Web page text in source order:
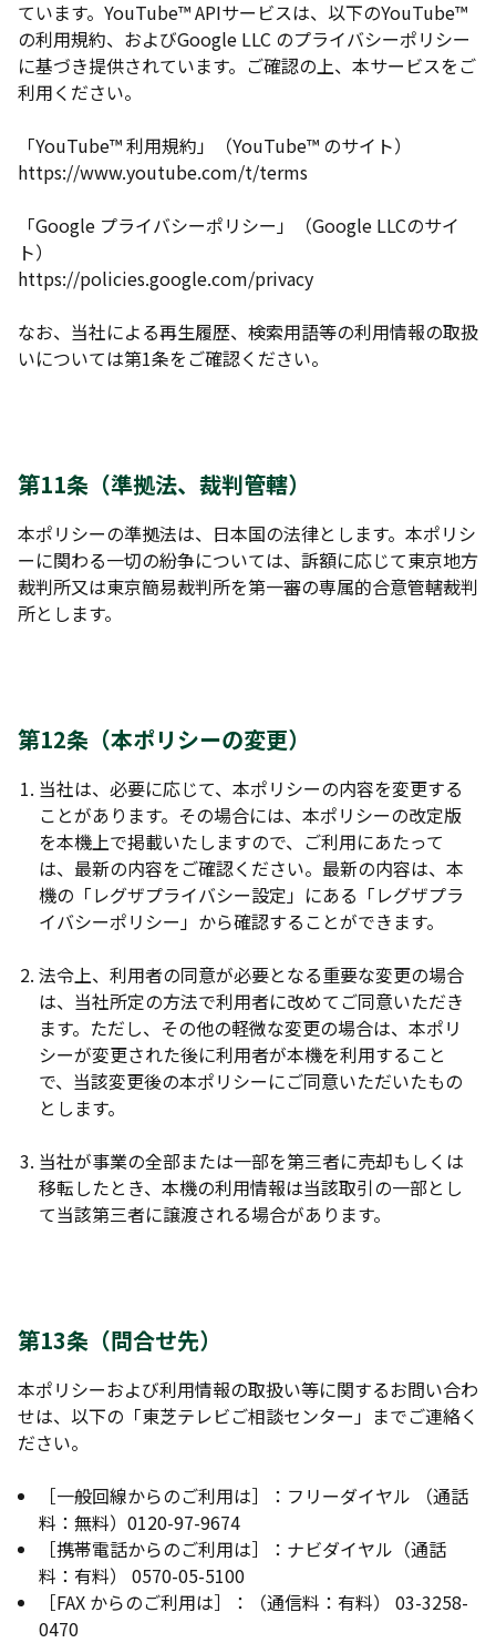
ています。YouTube™ APIサービスは、以下のYouTube™
の利用規約、およびGoogle LLC のプライバシーポリシー
に基づき提供されています。ご確認の上、本サービスをご
利用ください。
「YouTube™ 利用規約」（YouTube™ のサイト）
https://www.youtube.com/t/terms
「Google プライバシーポリシー」（Google LLCのサイ
ト）
https://policies.google.com/privacy
なお、当社による再生履歴、検索用語等の利用情報の取扱
いについては第1条をご確認ください。
第11条（準拠法、裁判管轄）
本ポリシーの準拠法は、日本国の法律とします。本ポリシ
ーに関わる一切の紛争については、訴額に応じて東京地方
裁判所又は東京簡易裁判所を第一審の専属的合意管轄裁判
所とします。
第12条（本ポリシーの変更）
当社は、必要に応じて、本ポリシーの内容を変更する
ことがあります。その場合には、本ポリシーの改定版
を本機上で掲載いたしますので、ご利用にあたって
は、最新の内容をご確認ください。最新の内容は、本
機の「レグザプライバシー設定」にある「レグザプラ
イバシーポリシー」から確認することができます。
法令上、利用者の同意が必要となる重要な変更の場合
は、当社所定の方法で利用者に改めてご同意いただき
ます。ただし、その他の軽微な変更の場合は、本ポリ
シーが変更された後に利用者が本機を利用すること
で、当該変更後の本ポリシーにご同意いただいたもの
とします。
当社が事業の全部または一部を第三者に売却もしくは
移転したとき、本機の利用情報は当該取引の一部とし
て当該第三者に譲渡される場合があります。
第13条（問合せ先）
本ポリシーおよび利用情報の取扱い等に関するお問い合わ
せは、以下の「東芝テレビご相談センター」までご連絡く
ださい。
［一般回線からのご利用は］：フリーダイヤル （通話
料：無料）0120-97-9674
［携帯電話からのご利用は］：ナビダイヤル（通話
料：有料） 0570-05-5100
［FAX からのご利用は］：（通信料：有料） 03-3258-
0470